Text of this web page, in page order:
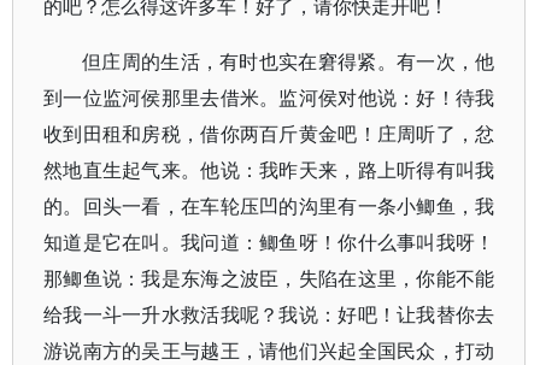
的吧？怎么得这许多车！好了，请你快走开吧！
但庄周的生活，有时也实在窘得紧。有一次，他
到一位监河侯那里去借米。监河侯对他说：好！待我
收到田租和房税，借你两百斤黄金吧！庄周听了，忿
然地直生起气来。他说：我昨天来，路上听得有叫我
的。回头一看，在车轮压凹的沟里有一条小鲫鱼，我
知道是它在叫。我问道：鲫鱼呀！你什么事叫我呀！
那鲫鱼说：我是东海之波臣，失陷在这里，你能不能
给我一斗一升水救活我呢？我说：好吧！让我替你去
游说南方的吴王与越王，请他们兴起全国民众，打动